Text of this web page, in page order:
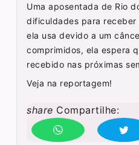
Uma aposentada de Rio
dificuldades para receber
ela usa devido a um
comprimidos, ela espera
recebido nas próximas
Veja na reportagem!
share Compartilhe: